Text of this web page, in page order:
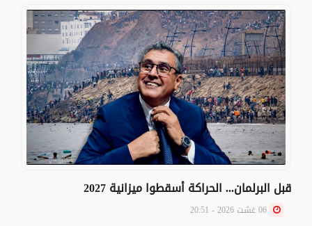
قبل البرلمان... الحراكة أسقطوا ميزانية 2027